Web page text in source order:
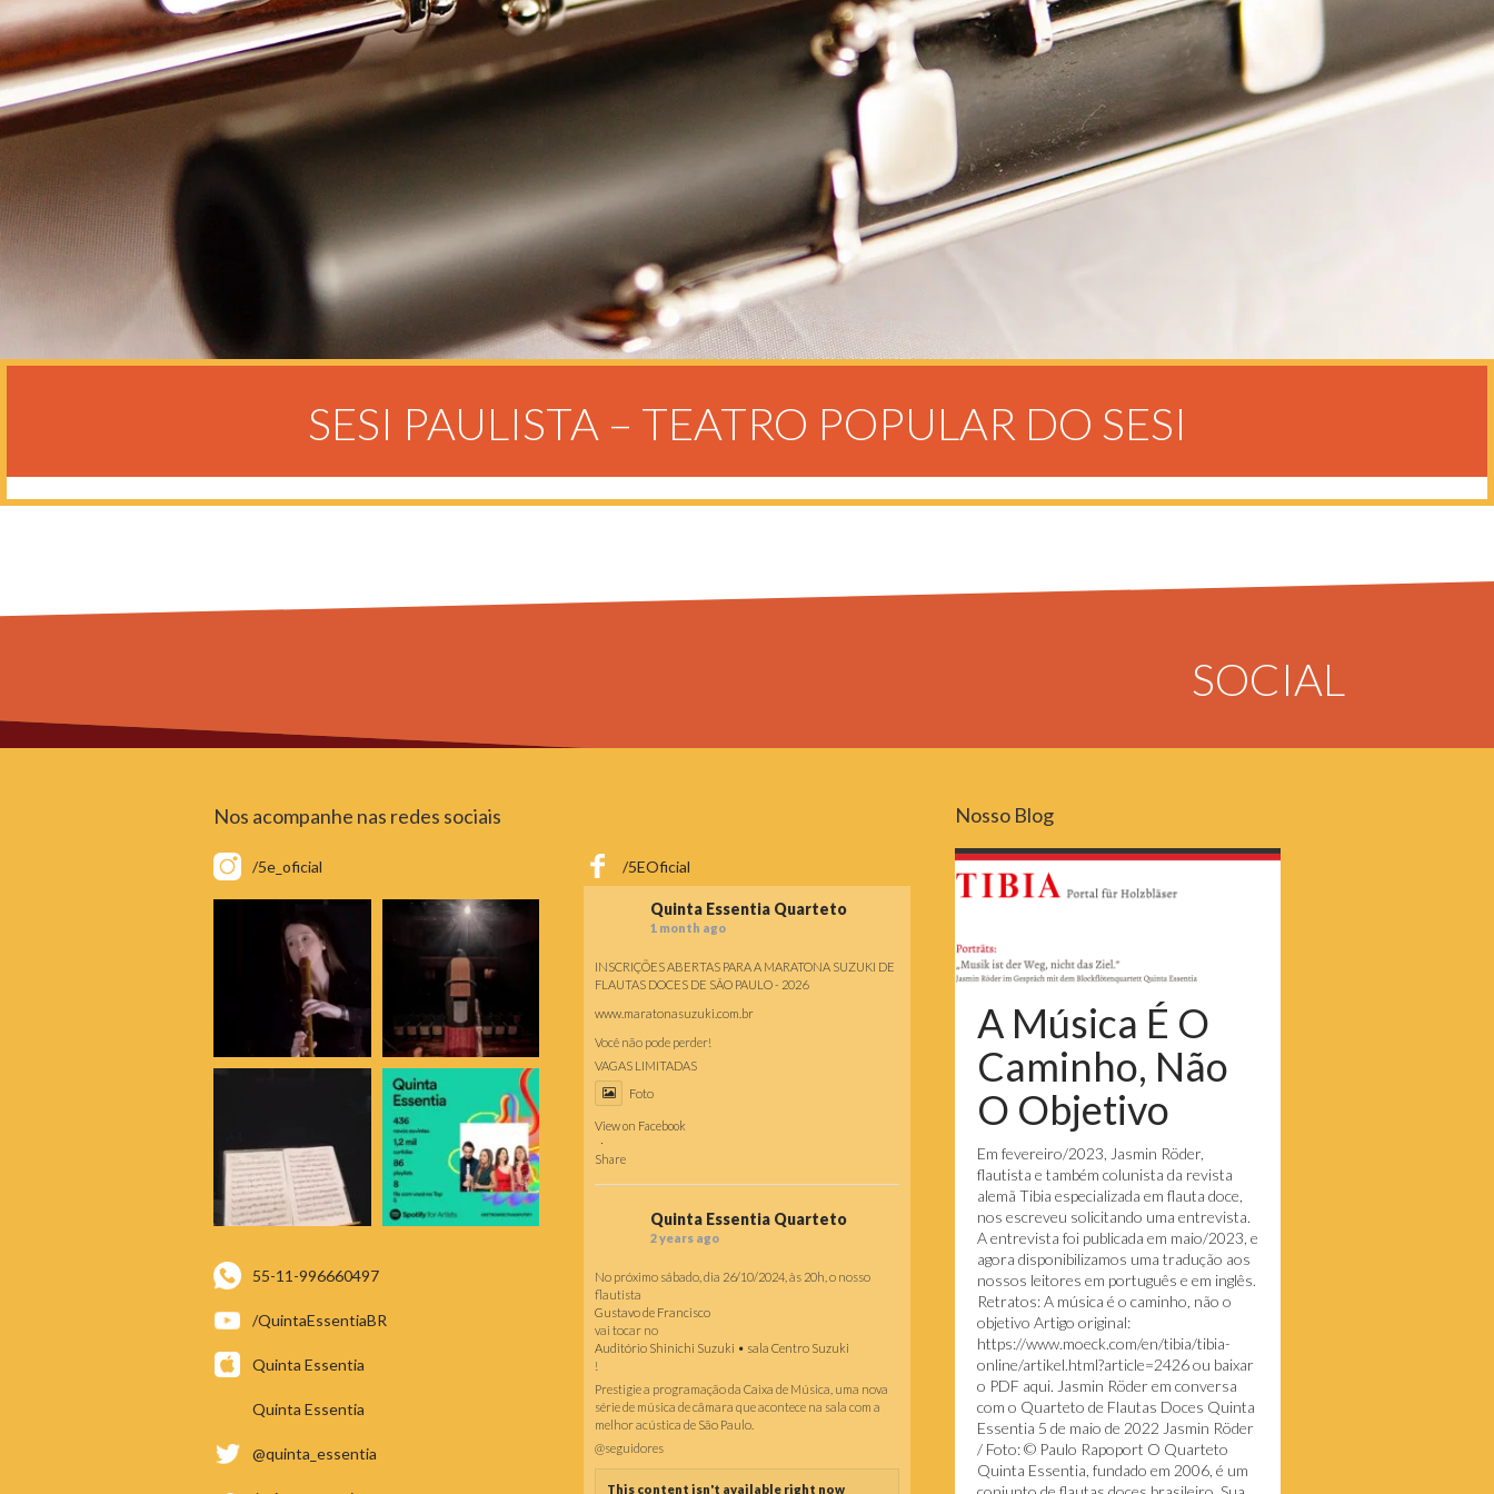
SESI PAULISTA – TEATRO POPULAR DO SESI
SOCIAL
Nos acompanhe nas redes sociais
/5e_oficial
55-11-996660497
/QuintaEssentiaBR
Quinta Essentia
Quinta Essentia
@quinta_essentia
/5EOficial
Quinta Essentia Quarteto
1 month ago
INSCRIÇÕES ABERTAS PARA A MARATONA SUZUKI DE
FLAUTAS DOCES DE SÃO PAULO - 2026
www.maratonasuzuki.com.br
Você não pode perder!
VAGAS LIMITADAS
Foto
View on Facebook
·
Share
Quinta Essentia Quarteto
2 years ago
No próximo sábado, dia 26/10/2024, às 20h, o nosso
flautista
Gustavo de Francisco
vai tocar no
Auditório Shinichi Suzuki • sala Centro Suzuki
!
Prestigie a programação da Caixa de Música, uma nova
série de música de câmara que acontece na sala com a
melhor acústica de São Paulo.
@seguidores
This content isn't available right now
Nosso Blog
A Música É O
Caminho, Não
O Objetivo
Em fevereiro/2023, Jasmin Röder,
flautista e também colunista da revista
alemã Tibia especializada em flauta doce,
nos escreveu solicitando uma entrevista.
A entrevista foi publicada em maio/2023, e
agora disponibilizamos uma tradução aos
nossos leitores em português e em inglês.
Retratos: A música é o caminho, não o
objetivo Artigo original:
https://www.moeck.com/en/tibia/tibia-
online/artikel.html?article=2426 ou baixar
o PDF aqui. Jasmin Röder em conversa
com o Quarteto de Flautas Doces Quinta
Essentia 5 de maio de 2022 Jasmin Röder
/ Foto: © Paulo Rapoport O Quarteto
Quinta Essentia, fundado em 2006, é um